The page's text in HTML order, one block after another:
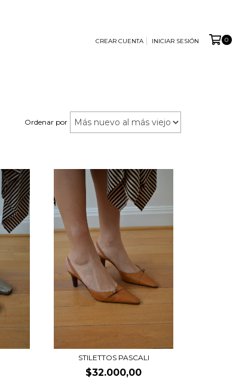
CREAR CUENTA INICIAR SESIÓN 0
Ordenar por
STILETTOS PASCALI
$32.000,00